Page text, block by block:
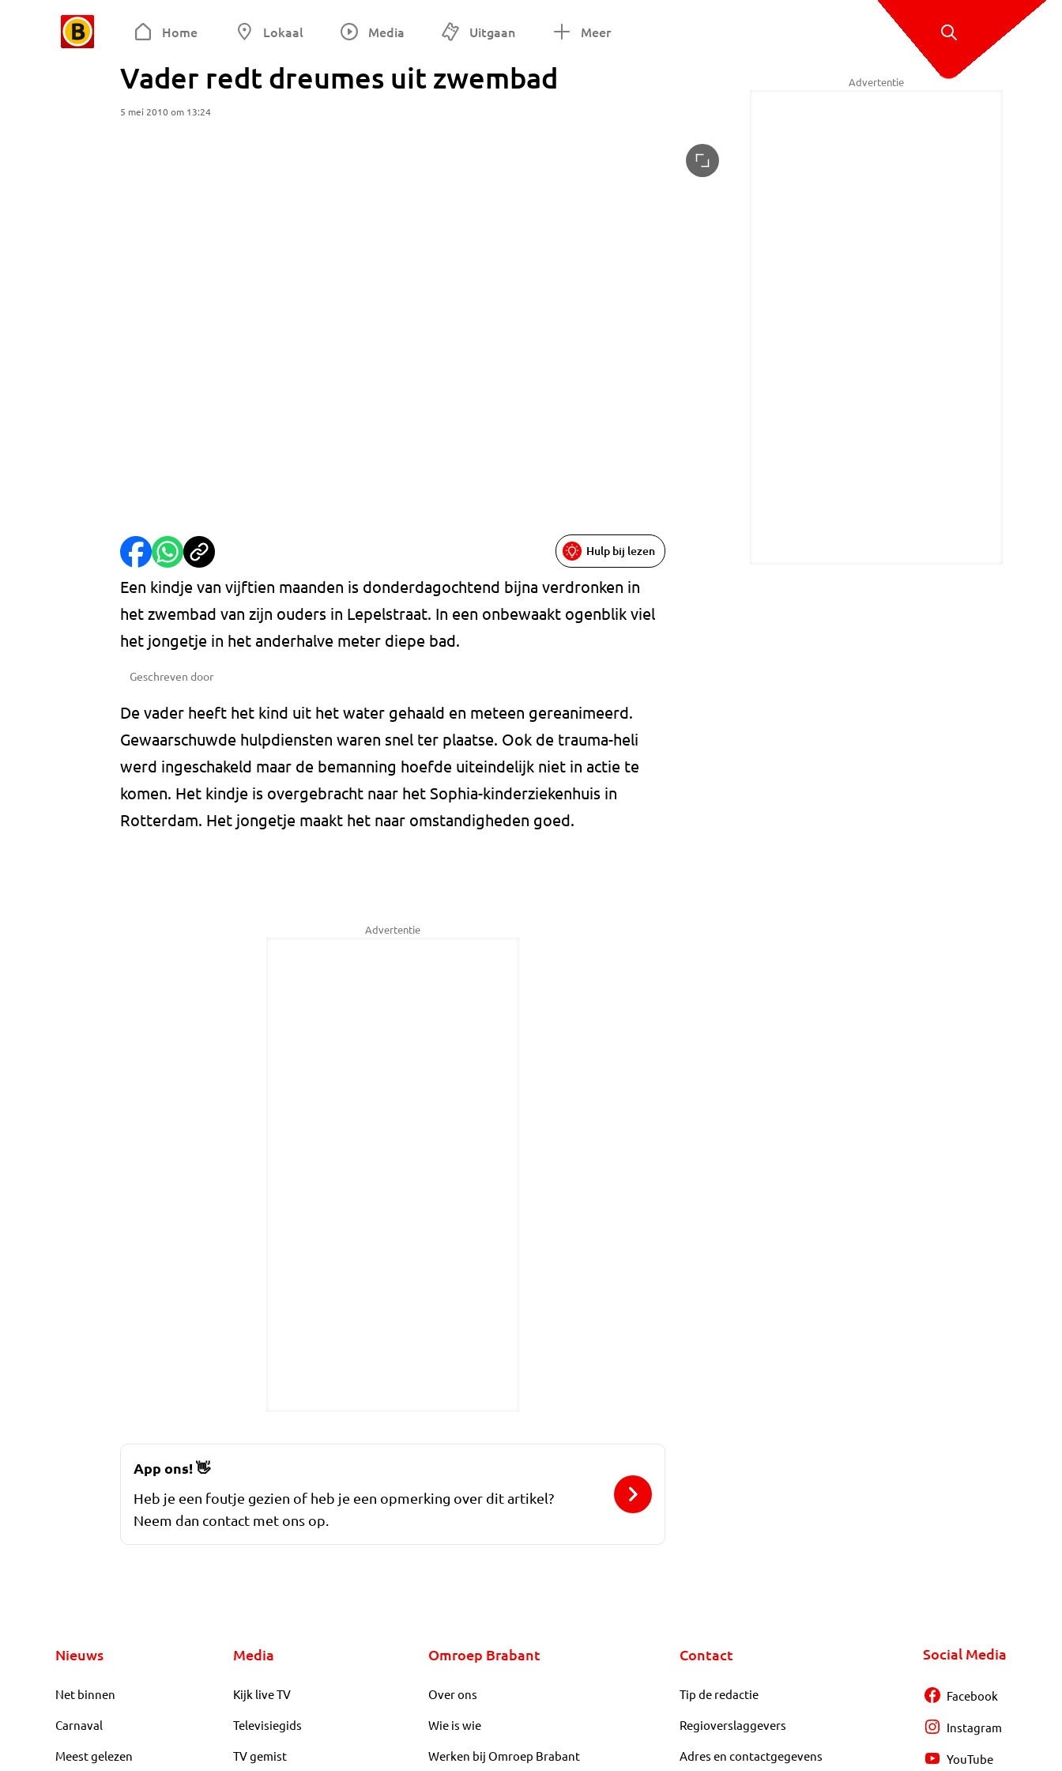
Home Lokaal Media Uitgaan Meer
Vader redt dreumes uit zwembad
5 mei 2010 om 13:24
Hulp bij lezen
Een kindje van vijftien maanden is donderdagochtend bijna verdronken in
het zwembad van zijn ouders in Lepelstraat. In een onbewaakt ogenblik viel
het jongetje in het anderhalve meter diepe bad.
Geschreven door
De vader heeft het kind uit het water gehaald en meteen gereanimeerd.
Gewaarschuwde hulpdiensten waren snel ter plaatse. Ook de trauma-heli
werd ingeschakeld maar de bemanning hoefde uiteindelijk niet in actie te
komen. Het kindje is overgebracht naar het Sophia-kinderziekenhuis in
Rotterdam. Het jongetje maakt het naar omstandigheden goed.
Advertentie
Advertentie
App ons!👋
Heb je een foutje gezien of heb je een opmerking over dit artikel?
Neem dan contact met ons op.
Nieuws
Net binnen
Carnaval
Meest gelezen
Media
Kijk live TV
Televisiegids
TV gemist
Omroep Brabant
Over ons
Wie is wie
Werken bij Omroep Brabant
Contact
Tip de redactie
Regioverslaggevers
Adres en contactgegevens
Social Media
Facebook
Instagram
YouTube